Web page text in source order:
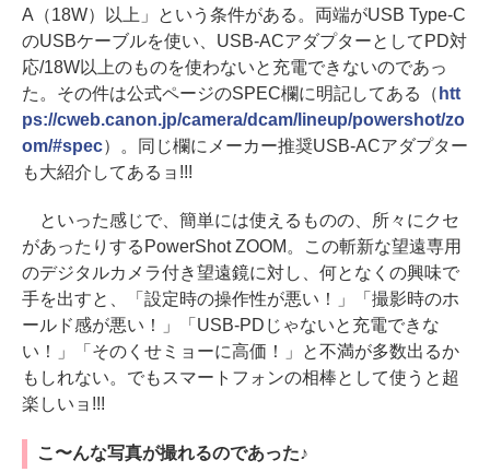
A（18W）以上」という条件がある。両端がUSB Type-C
のUSBケーブルを使い、USB-ACアダプターとしてPD対
応/18W以上のものを使わないと充電できないのであっ
た。その件は公式ページのSPEC欄に明記してある（ htt
ps://cweb.canon.jp/camera/dcam/lineup/powershot/zo
om/#spec）。同じ欄にメーカー推奨USB-ACアダプター
も大紹介してあるョ!!!
といった感じで、簡単には使えるものの、所々にクセ
があったりするPowerShot ZOOM。この斬新な望遠専用
のデジタルカメラ付き望遠鏡に対し、何となくの興味で
手を出すと、「設定時の操作性が悪い！」「撮影時のホ
ールド感が悪い！」「USB-PDじゃないと充電できな
い！」「そのくせミョーに高価！」と不満が多数出るか
もしれない。でもスマートフォンの相棒として使うと超
楽しいョ!!!
こ〜んな写真が撮れるのであった♪